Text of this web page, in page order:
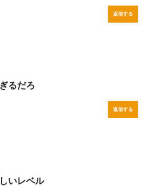
返信する
るだろ
返信する
いレベル